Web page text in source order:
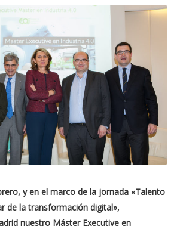
y en el marco de la jornada «Talento
de la transformación digital»,
nuestro Máster Executive en